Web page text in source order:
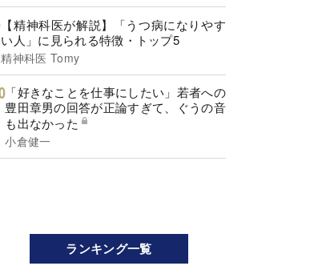
【精神科医が解説】「うつ病になりやす
い人」に見られる特徴・トップ5
精神科医 Tomy
「好きなことを仕事にしたい」若者への
豊田章男の回答が正論すぎて、ぐうの音
も出なかった
小倉健一
ランキング一覧